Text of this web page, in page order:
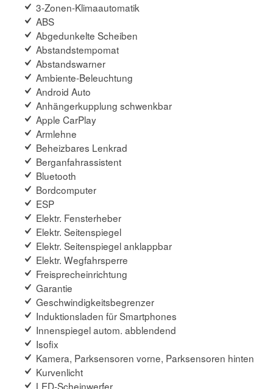
3-Zonen-Klimaautomatik
ABS
Abgedunkelte Scheiben
Abstandstempomat
Abstandswarner
Ambiente-Beleuchtung
Android Auto
Anhängerkupplung schwenkbar
Apple CarPlay
Armlehne
Beheizbares Lenkrad
Berganfahrassistent
Bluetooth
Bordcomputer
ESP
Elektr. Fensterheber
Elektr. Seitenspiegel
Elektr. Seitenspiegel anklappbar
Elektr. Wegfahrsperre
Freisprecheinrichtung
Garantie
Geschwindigkeitsbegrenzer
Induktionsladen für Smartphones
Innenspiegel autom. abblendend
Isofix
Kamera, Parksensoren vorne, Parksensoren hinten
Kurvenlicht
LED-Scheinwerfer